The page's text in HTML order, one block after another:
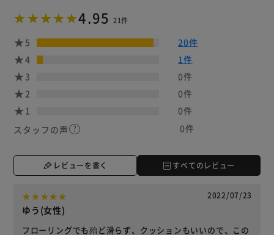
4.95 21件
5
20件
4
1件
3
0件
2
0件
1
0件
スタッフの声
0件
レビューを書く すべてのレビュー
2022/07/23
ゆう(女性)
フローリングでも殆ど滑らず、クッションもいいので、この